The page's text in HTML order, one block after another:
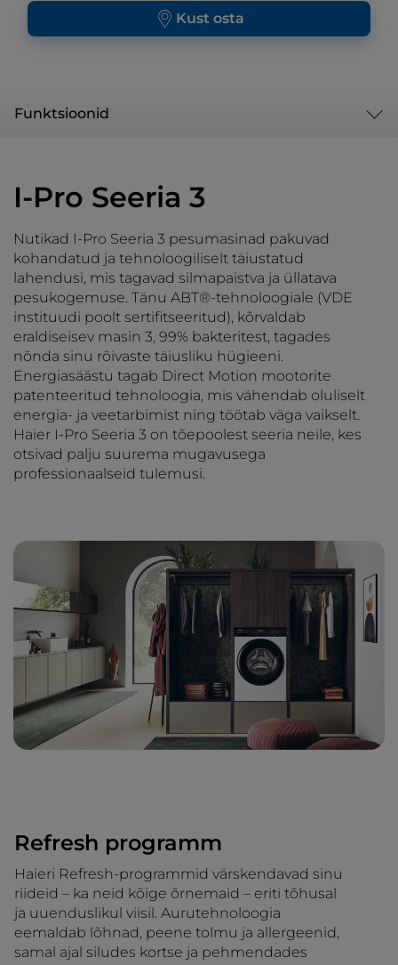
Kust osta
Funktsioonid
I-Pro Seeria 3
Nutikad I-Pro Seeria 3 pesumasinad pakuvad
kohandatud ja tehnoloogiliselt täiustatud
lahendusi, mis tagavad silmapaistva ja üllatava
pesukogemuse. Tänu ABT®-tehnoloogiale (VDE
instituudi poolt sertifitseeritud), kõrvaldab
eraldiseisev masin 3, 99% bakteritest, tagades
nõnda sinu rõivaste täiusliku hügieeni.
Energiasäästu tagab Direct Motion mootorite
patenteeritud tehnoloogia, mis vähendab oluliselt
energia- ja veetarbimist ning töötab väga vaikselt.
Haier I-Pro Seeria 3 on tõepoolest seeria neile, kes
otsivad palju suurema mugavusega
professionaalseid tulemusi.
Refresh programm
Haieri Refresh-programmid värskendavad sinu
riideid – ka neid kõige õrnemaid – eriti tõhusal
ja uuenduslikul viisil. Aurutehnoloogia
eemaldab lõhnad, peene tolmu ja allergeenid,
samal ajal siludes kortse ja pehmendades